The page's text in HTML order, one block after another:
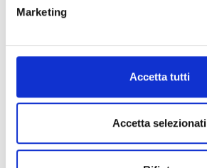
Marketing
Accetta tutti
Accetta selezionati
Diritto dei trasporti